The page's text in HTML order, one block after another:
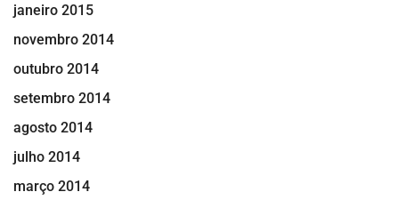
janeiro 2015
novembro 2014
outubro 2014
setembro 2014
agosto 2014
julho 2014
março 2014